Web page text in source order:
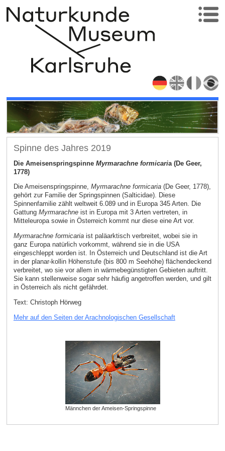
Spinne des Jahres 2019
Die Ameisenspringspinne Myrmarachne formicaria (De Geer,
1778)
Die Ameisenspringspinne, Myrmarachne formicaria(De Geer, 1778),
gehört zur Familie der Springspinnen (Salticidae). Diese
Spinnenfamilie zählt weltweit 6.089 und in Europa 345 Arten. Die
Gattung Myrmarachne ist in Europa mit 3 Arten vertreten, in
Mitteleuropa sowie in Österreich kommt nur diese eine Art vor.
Myrmarachne formicariaist paläarktisch verbreitet, wobei sie in
ganz Europa natürlich vorkommt, während sie in die USA
eingeschleppt worden ist. In Österreich und Deutschland ist die Art
in der planar-kollin Höhenstufe (bis 800 m Seehöhe) flächendeckend
verbreitet, wo sie vor allem in wärmebegünstigten Gebieten auftritt.
Sie kann stellenweise sogar sehr häufig angetroffen werden, und gilt
in Österreich als nicht gefährdet.
Text: Christoph Hörweg
Mehr auf den Seiten der Arachnologischen Gesellschaft
Männchen der Ameisen-Springspinne